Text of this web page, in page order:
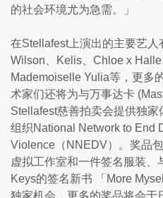
的社会环境尤为急需。」
在Stellafest上演出的主要艺
Wilson、Kelis、Chloe x Halle
Mademoiselle Yulia等，更多
术家们还将为与万事达卡
Stellafest慈善拍卖会提供独家
组织National Network to End
Violence（NNEDV）。奖品
虚拟工作室和一件签名服装
Keys的签名新书 「More
独家机会，更多的奖品将会于